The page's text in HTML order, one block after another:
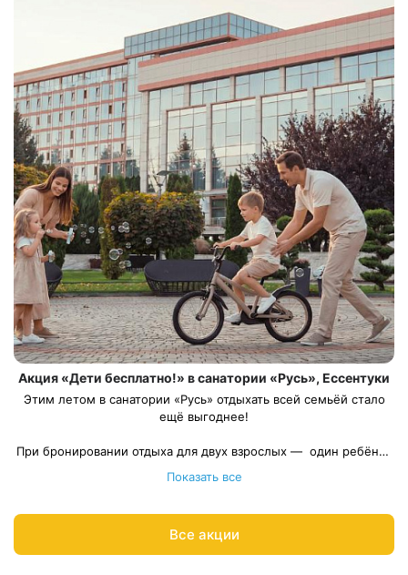
Акция «Дети бесплатно!» в санатории «Русь», Ессентуки
Этим летом в санатории «Русь» отдыхать всей семьёй стало
ещё выгоднее!
При бронировании отдыха для двух взрослых — один ребёнок
бесплатно! Акция действует с 01 июня по 30
сентября, чтобы вы могли выбрать самые удобные даты для
Весь период проживания должен пройти в даты 01 июня — 30
сентября 2026.
Показать все
Все акции